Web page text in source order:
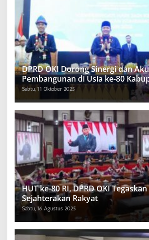
DPRD OKI Dorong Sinergi dan
Pembangunan di Usia ke-80
Komering Ilir
Sabtu, 11 Oktober 2025
HUT ke-80 RI, DPRD OKI
Sejahterakan Rakyat
Sabtu, 16 Agustus 2025